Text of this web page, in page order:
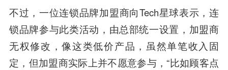
不过，一位连锁品牌加盟商向Tech星球表示，连
锁品牌参与此类活动，由总部统一设置，加盟商
无权修改，像这类低价产品，虽然单笔收入固
定，但加盟商实际上并不愿意参与，“比如顾客点